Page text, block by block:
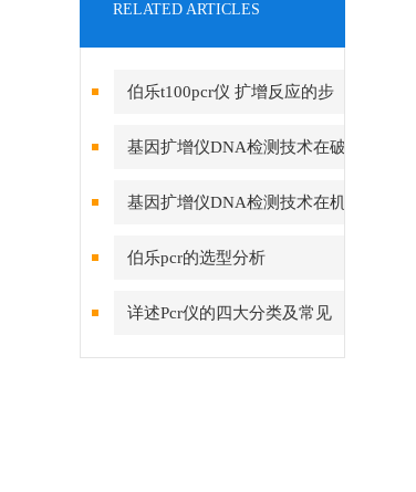
RELATED ARTICLES
伯乐t100pcr仪 扩增反应的步
基因扩增仪DNA检测技术在破
案的应用
基因扩增仪DNA检测技术在机
关破案的应用
伯乐pcr的选型分析
详述Pcr仪的四大分类及常见
问题解答